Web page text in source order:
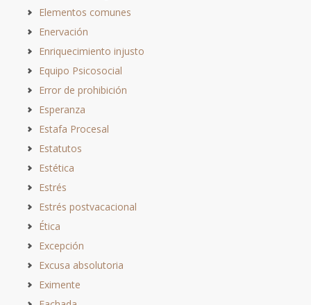
Elementos comunes
Enervación
Enriquecimiento injusto
Equipo Psicosocial
Error de prohibición
Esperanza
Estafa Procesal
Estatutos
Estética
Estrés
Estrés postvacacional
Ética
Excepción
Excusa absolutoria
Eximente